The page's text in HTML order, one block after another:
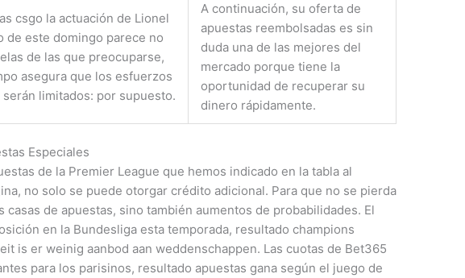
csgo la actuación de Lionel
de este domingo parece no
de las que preocuparse,
asegura que los esfuerzos
limitados: por supuesto.
A continuación, su oferta de
apuestas reembolsadas es sin
duda una de las mejores del
mercado porque tiene la
oportunidad de recuperar su
dinero rápidamente.
Especiales
de la Premier League que hemos indicado en la tabla al
no solo se puede otorgar crédito adicional. Para que no se pierda
casas de apuestas, sino también aumentos de probabilidades. El
en la Bundesliga esta temporada, resultado champions
is er weinig aanbod aan weddenschappen. Las cuotas de Bet365
para los parisinos, resultado apuestas gana según el juego de